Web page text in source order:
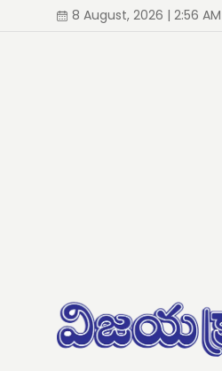
8 August, 2026 | 2:56 AM